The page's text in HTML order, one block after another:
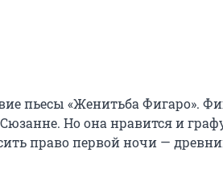
пьесы «Женитьба Фигаро».
Но она нравится и
право первой ночи —